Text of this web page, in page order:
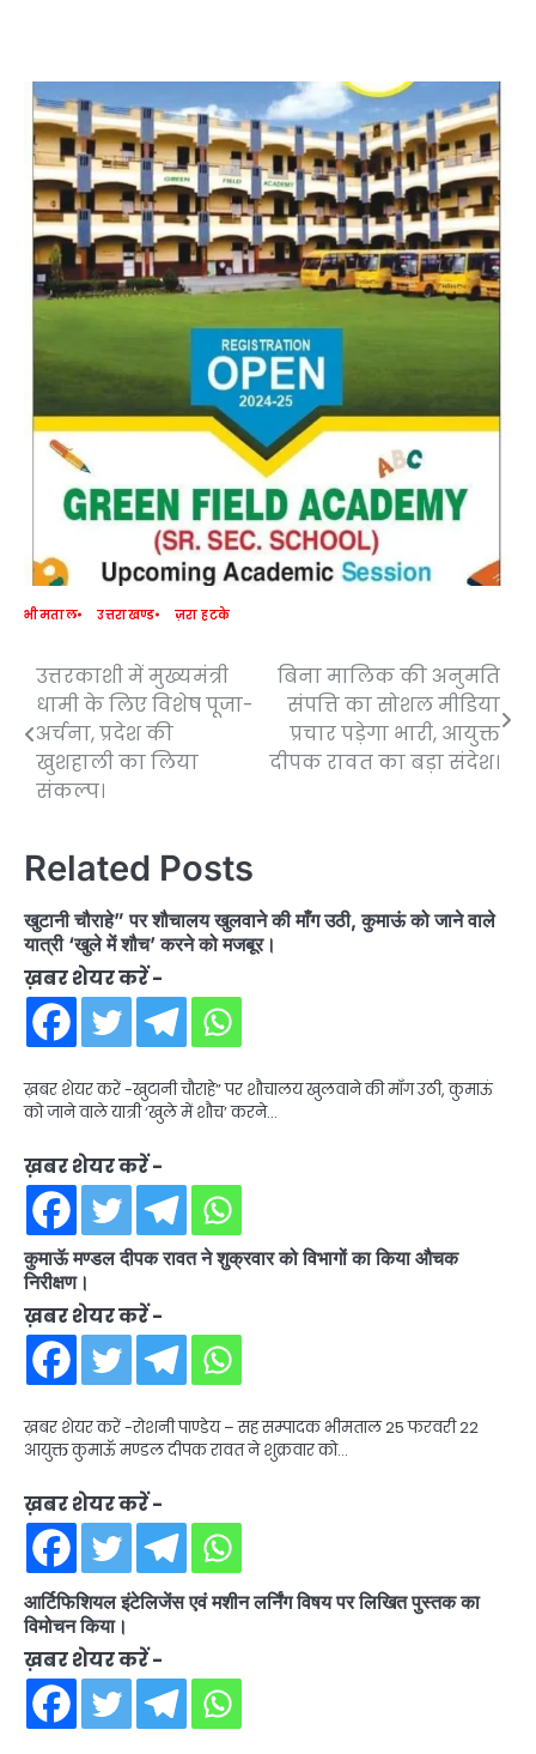
भीमताल उत्तराखण्ड ज़रा हटके
Post
navigation
उत्तरकाशी में मुख्यमंत्री
धामी के लिए विशेष पूजा-
अर्चना, प्रदेश की
खुशहाली का लिया
संकल्प।
बिना मालिक की अनुमति
संपत्ति का सोशल मीडिया
प्रचार पड़ेगा भारी, आयुक्त
दीपक रावत का बड़ा संदेश।
Related Posts
खुटानी चौराहे” पर शौचालय खुलवाने की माँग उठी, कुमाऊं को जाने वाले
यात्री ‘खुले में शौच’ करने को मजबूर।
ख़बर शेयर करें -
ख़बर शेयर करें -खुटानी चौराहे” पर शौचालय खुलवाने की माँग उठी, कुमाऊं
को जाने वाले यात्री ‘खुले में शौच’ करने…
ख़बर शेयर करें -
कुमाऊॅ मण्डल दीपक रावत ने शुक्रवार को विभागों का किया औचक
निरीक्षण।
ख़बर शेयर करें -
ख़बर शेयर करें -रोशनी पाण्डेय – सह सम्पादक भीमताल 25 फरवरी 22
आयुक्त कुमाऊॅ मण्डल दीपक रावत ने शुक्रवार को…
ख़बर शेयर करें -
आर्टिफिशियल इंटेलिजेंस एवं मशीन लर्निंग विषय पर लिखित पुस्तक का
विमोचन किया।
ख़बर शेयर करें -